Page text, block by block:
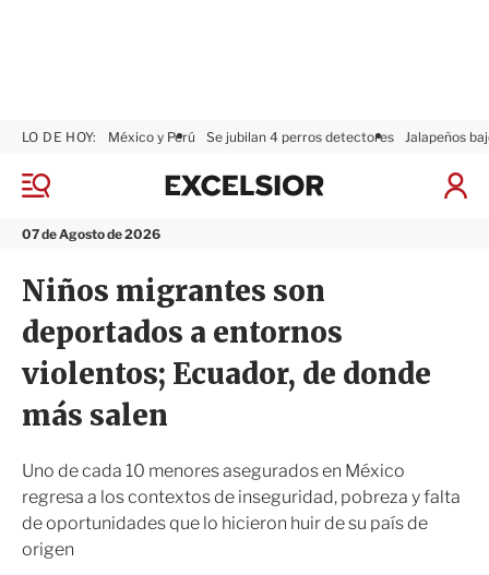
M
n
07 de Agosto de 2026
LO DE HOY: México y Perú Se jubilan 4 perros detectores Jalapeños
I
x
i
r
Niños migrantes son
deportados a entornos
violentos; Ecuador, de donde
más salen
Uno de cada 10 menores asegurados en México
regresa a los contextos de inseguridad, pobreza y falta
de oportunidades que lo hicieron huir de su país de
origen